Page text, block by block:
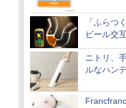
「ふらつ
ビール交
ニトリ、
ルなハン